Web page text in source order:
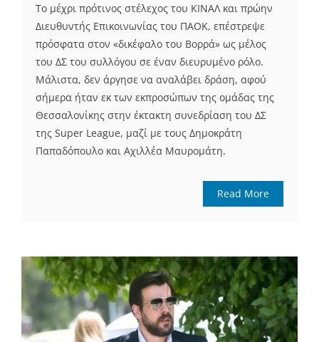
Το μέχρι πρότινος στέλεχος του ΚΙΝΑΛ και πρώην
Διευθυντής Επικοινωνίας του ΠΑΟΚ, επέστρεψε
πρόσφατα στον «δικέφαλο του Βορρά» ως μέλος
του ΔΣ του συλλόγου σε έναν διευρυμένο ρόλο.
Μάλιστα, δεν άργησε να αναλάβει δράση, αφού
σήμερα ήταν εκ των εκπροσώπων της ομάδας της
Θεσσαλονίκης στην έκτακτη συνεδρίαση του ΔΣ
της Super League, μαζί με τους Δημοκράτη
Παπαδόπουλο και Αχιλλέα Μαυρομάτη.
Read More